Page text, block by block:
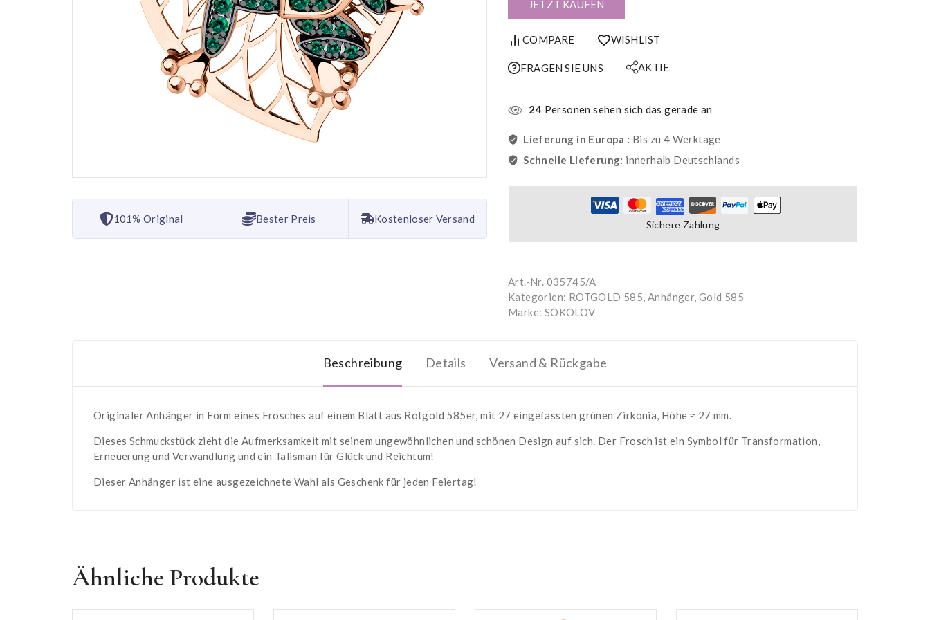
101% Original Bester Preis Kostenloser Versand
JETZT KAUFEN
COMPARE WISHLIST
FRAGEN SIE UNS AKTIE
24 Personen sehen sich das gerade an
Lieferung in Europa : Bis zu 4 Werktage
Schnelle Lieferung: innerhalb Deutschlands
Sichere Zahlung
Art.-Nr. 035745/A
Kategorien: ROTGOLD 585,Anhänger, Gold 585
Marke: SOKOLOV
Beschreibung Details Versand & Rückgabe
Originaler Anhänger in Form eines Frosches auf einem Blatt aus Rotgold 585er, mit 27 eingefassten grünen Zirkonia, Höhe ≈ 27 mm.
Dieses Schmuckstück zieht die Aufmerksamkeit mit seinem ungewöhnlichen und schönen Design auf sich. Der Frosch ist ein Symbol für Transformation,
Erneuerung und Verwandlung und ein Talisman für Glück und Reichtum!
Dieser Anhänger ist eine ausgezeichnete Wahl als Geschenk für jeden Feiertag!
Ähnliche Produkte